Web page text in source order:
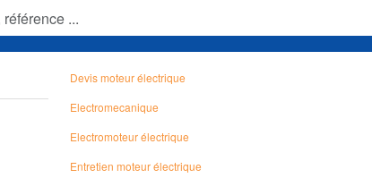
Devis moteur électrique
Electromecanique
Electromoteur électrique
Entretien moteur électrique